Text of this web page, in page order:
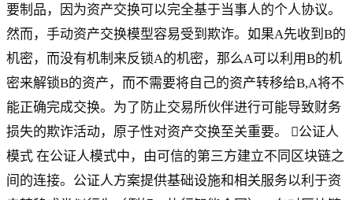
要制品，因为资产交换可以完全基于当事人的个人协议。
然而，手动资产交换模型容易受到欺诈。如果A先收到B的
机密，而没有机制来反锁A的机密，那么A可以利用B的机
密来解锁B的资产，而不需要将自己的资产转移给B,A将不
能正确完成交换。为了防止交易所伙伴进行可能导致财务
损失的欺诈活动，原子性对资产交换至关重要。 公证人
模式 在公证人模式中，由可信的第三方建立不同区块链之
间的连接。公证人方案提供基础设施和相关服务以利于资